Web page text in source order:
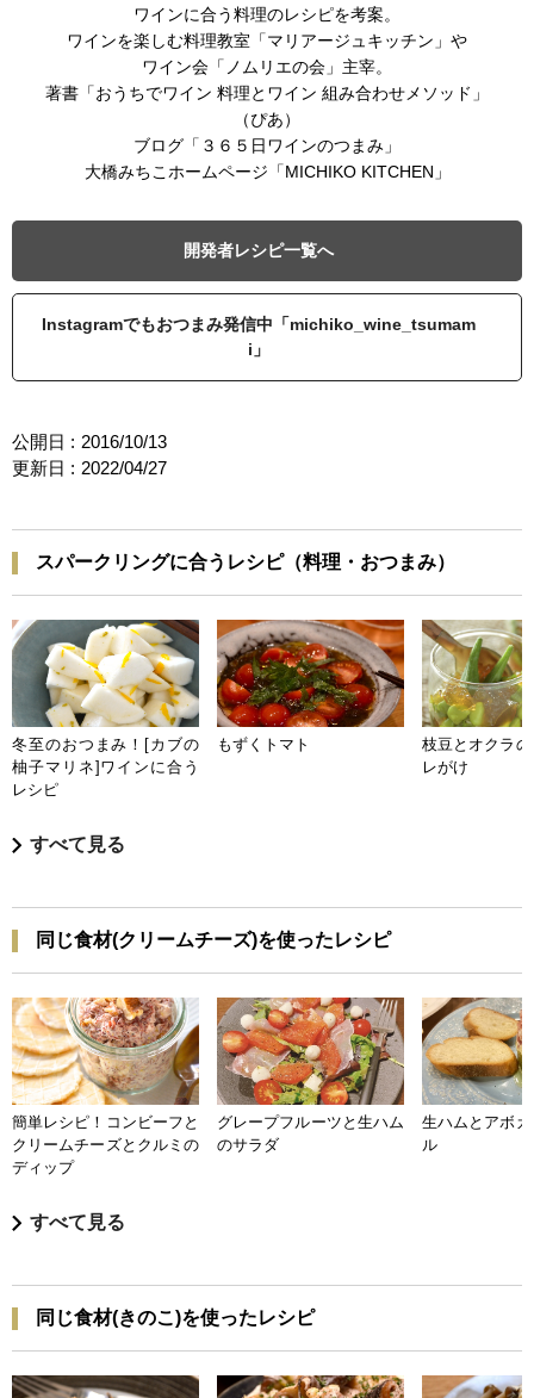
ワインに合う料理のレシピを考案。
ワインを楽しむ料理教室「マリアージュキッチン」や
ワイン会「ノムリエの会」主宰。
著書「おうちでワイン 料理とワイン 組み合わせメソッド」
（ぴあ）
ブログ「３６５日ワインのつまみ」
大橋みちこホームページ「MICHIKO KITCHEN」
開発者レシピ一覧へ
Instagramでもおつまみ発信中「michiko_wine_tsumam
i」
公開日 : 2016/10/13
更新日 : 2022/04/27
スパークリングに合うレシピ（料理・おつまみ）
冬至のおつまみ！[カブの
柚子マリネ]ワインに合う
レシピ
もずくトマト
枝豆とオクラ
レがけ
すべて見る
同じ食材(クリームチーズ)を使ったレシピ
簡単レシピ！コンビーフと
クリームチーズとクルミの
ディップ
グレープフルーツと生ハム
のサラダ
生ハムとアボ
ル
すべて見る
同じ食材(きのこ)を使ったレシピ